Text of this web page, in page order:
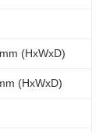
(HxWxD)
(HxWxD)